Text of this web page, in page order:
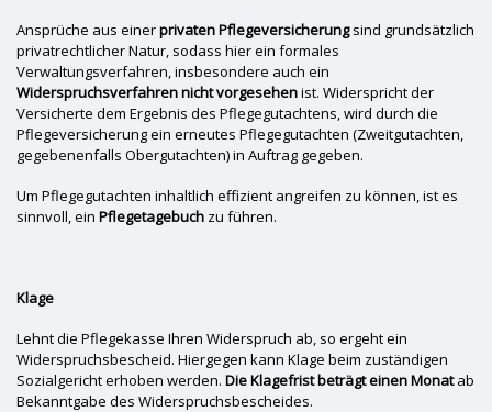
Ansprüche aus einerprivaten Pflegeversicherungsind grundsätzlich
privatrechtlicher Natur, sodass hier ein formales
Verwaltungsverfahren, insbesondere auch ein
Widerspruchsverfahren nicht vorgesehenist. Widerspricht der
Versicherte dem Ergebnis des Pflegegutachtens, wird durch die
Pflegeversicherung ein erneutes Pflegegutachten (Zweitgutachten,
gegebenenfalls Obergutachten) in Auftrag gegeben.
Um Pflegegutachten inhaltlich effizient angreifen zu können, ist es
sinnvoll, einPflegetagebuch zu führen.
Klage
Lehnt die Pflegekasse Ihren Widerspruch ab, so ergeht ein
Widerspruchsbescheid. Hiergegen kann Klage beim zuständigen
Sozialgericht erhoben werden.Die Klagefrist beträgt einen Monatab
Bekanntgabe des Widerspruchsbescheides.